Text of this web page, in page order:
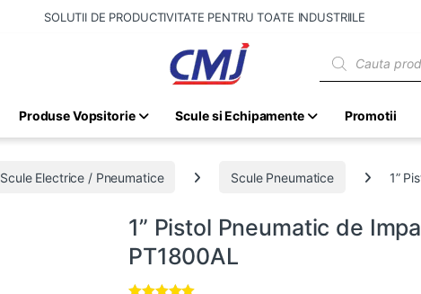
SOLUTII DE PRODUCTIVITATE PENTRU TOATE INDUSTRIILE
Produse Vopsitorie Scule si Echipamente Promotii
Scule Electrice / Pneumatice Scule Pneumatice 1”
1” Pistol Pneumatic de
PT1800AL